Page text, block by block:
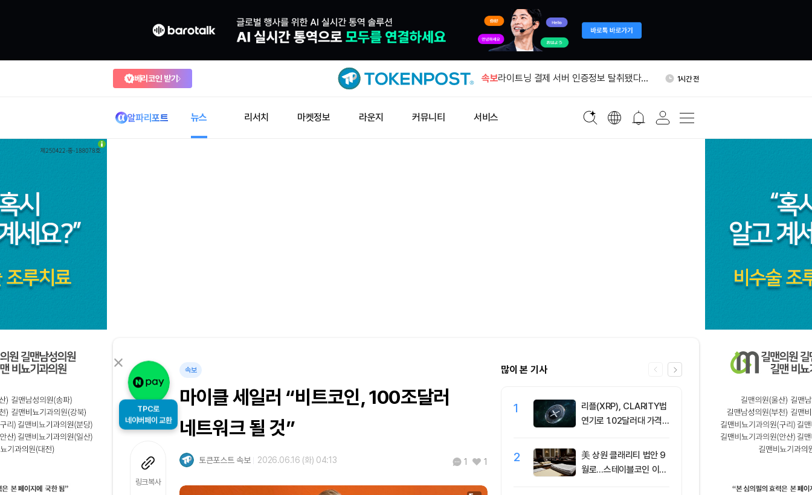
베리코인 받기 속보
IMF '자국통화 코인, 달러 스테이블코인
라이트닝 결제 서버 인증정보 탈취됐다…
1시간 전
알파리포트 뉴스 리서치 마켓정보 라운지 커뮤니티 서비스
TPC로
네이버페이 교환
링크복사
속보
마이클 세일러 “비트코인, 100조달러
네트워크 될 것”
토큰포스트 속보 2026.06.16 (화) 04:13 1 1
많이 본 기사
1
리플(XRP), CLARITY법
연기로 1.02달러대 가격
2
美 상원 클래리티 법안 9
월로…스테이블코인 이자
[선물 고수
인 달러마진
p 감소...코인
2.05%p 축소
솔라나, 무기
며 네트워크